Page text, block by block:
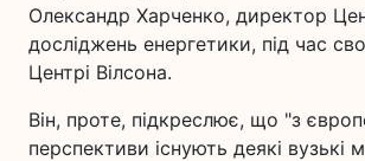
Олександр Харченко, директор
досліджень енергетики, під час
Центрі Вілсона.
Він, проте, підкреслює, що "з
перспективи існують деякі вузькі